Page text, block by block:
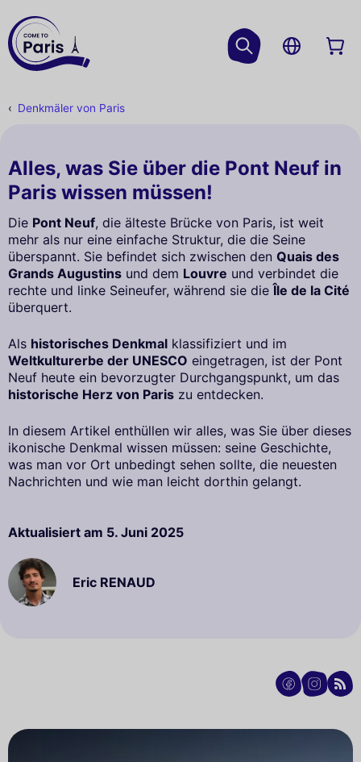
Denkmäler von Paris
Alles, was Sie über die Pont Neuf in
Paris wissen müssen!
Die Pont Neuf, die älteste Brücke von Paris, ist weit
mehr als nur eine einfache Struktur, die die Seine
überspannt. Sie befindet sich zwischen den Quais des
Grands Augustins und dem Louvre und verbindet die
rechte und linke Seineufer, während sie dieÎle de la Cité
überquert.
Als historisches Denkmal klassifiziert und im
Weltkulturerbe der UNESCO eingetragen, ist der Pont
Neuf heute ein bevorzugter Durchgangspunkt, um das
historische Herz von Paris zu entdecken.
In diesem Artikel enthüllen wir alles, was Sie über dieses
ikonische Denkmal wissen müssen: seine Geschichte,
was man vor Ort unbedingt sehen sollte, die neuesten
Nachrichten und wie man leicht dorthin gelangt.
Aktualisiert am 5. Juni 2025
Eric RENAUD